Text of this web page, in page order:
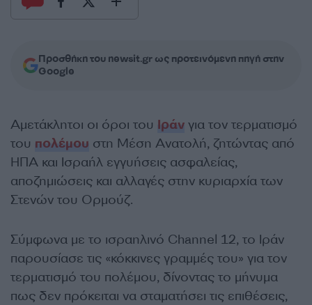
Προσθήκη του newsit.gr ως προτεινόμενη πηγή στην
Google
Αμετάκλητοι οι όροι του Ιράν για τον τερματισμό
του πολέμου στη Μέση Ανατολή, ζητώντας από
ΗΠΑ και Ισραήλ εγγυήσεις ασφαλείας,
αποζημιώσεις και αλλαγές στην κυριαρχία των
Στενών του Ορμούζ.
Σύμφωνα με το ισραηλινό Channel 12, το Ιράν
παρουσίασε τις «κόκκινες γραμμές του» για τον
τερματισμό του πολέμου, δίνοντας το μήνυμα
πως δεν πρόκειται να σταματήσει τις επιθέσεις,